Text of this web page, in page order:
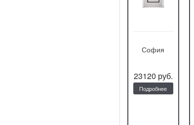
София
23120 руб.
Подробнее